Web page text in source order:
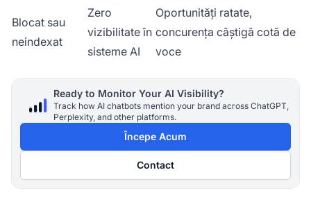
Blocat sau
neindexat
Zero
vizibilitate în
sisteme AI
Oportunități ratate,
concurența câștigă cotă de
voce
Ready to Monitor Your AI Visibility?
Track how AI chatbots mention your brand across ChatGPT,
Perplexity, and other platforms.
Începe Acum
Contact